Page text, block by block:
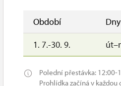
Období Dny
1. 7.-30. 9.
Polední přestávka:
Prohlídka začíná v